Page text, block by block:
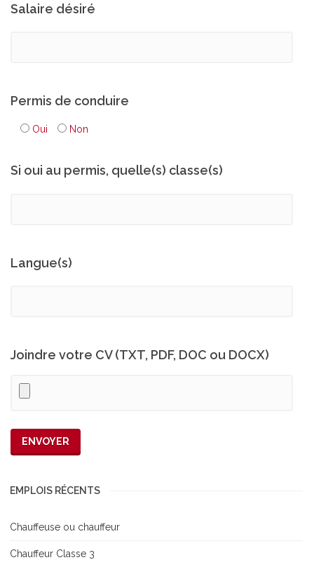
Salaire désiré
Permis de conduire
Oui Non
Si oui au permis, quelle(s) classe(s)
Langue(s)
Joindre votre CV (TXT, PDF, DOC ou DOCX)
EMPLOIS RÉCENTS
Chauffeuse ou chauffeur
Chauffeur Classe 3